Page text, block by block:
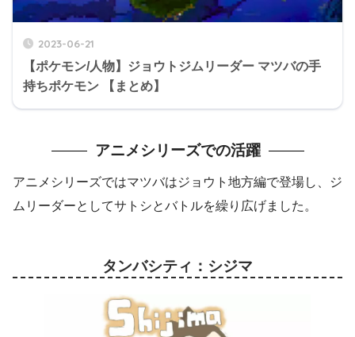
2023-06-21
【ポケモン/人物】ジョウトジムリーダー マツバの手
持ちポケモン 【まとめ】
アニメシリーズでの活躍
アニメシリーズではマツバはジョウト地方編で登場し、ジ
ムリーダーとしてサトシとバトルを繰り広げました。
タンバシティ：シジマ